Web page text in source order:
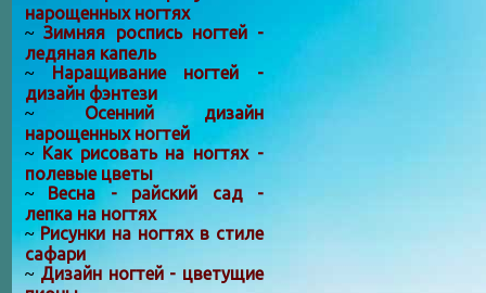
нарощенных ногтях
~Зимняя роспись ногтей -
ледяная капель
~ Наращивание ногтей -
дизайн фэнтези
~ Осенний дизайн
нарощенных ногтей
~ Как рисовать на ногтях -
полевые цветы
~ Весна - райский сад -
лепка на ногтях
~Рисунки на ногтях в стиле
сафари
~ Дизайн ногтей - цветущие